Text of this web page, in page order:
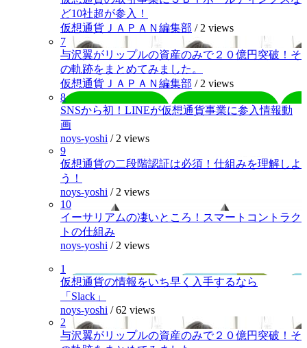
ど10社超が参入！
仮想通貨ＪＡＰＡＮ編集部 / 2 views
7
与沢翼がリップルの資産のみで２０億円突破！そ
の軌跡をまとめてみました。
仮想通貨ＪＡＰＡＮ編集部 / 2 views
8
SNSから初！LINEが仮想通貨事業に参入情報動
画
noys-yoshi / 2 views
9
仮想通貨の二段階認証は必須！仕組みを理解しよ
う！
noys-yoshi / 2 views
10
イーサリアムの凄いところ！スマートコントラク
トの仕組み
noys-yoshi / 2 views
1
仮想通貨の情報をいち早く入手するなら
「Slack」
noys-yoshi /62 views
2
与沢翼がリップルの資産のみで２０億円突破！そ